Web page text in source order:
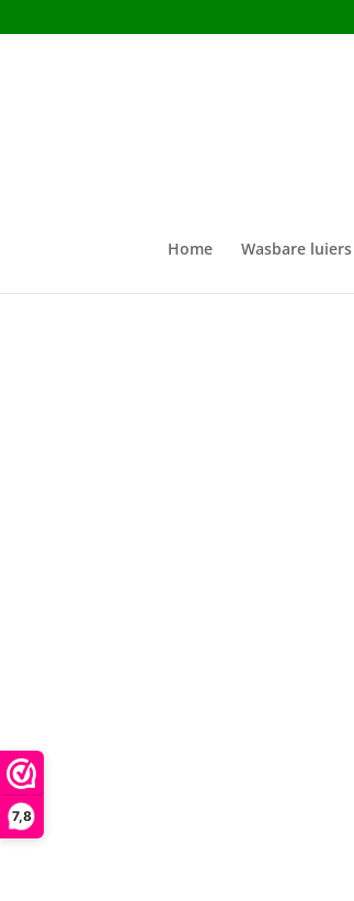
7,8
Home Wasbare luiers